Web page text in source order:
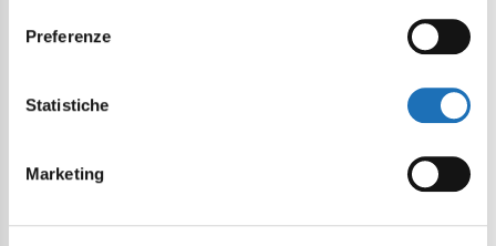
Preferenze
Statistiche
Marketing